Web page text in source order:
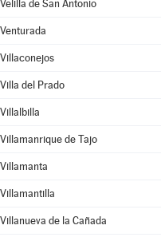
Velilla de San Antonio
Venturada
Villaconejos
Villa del Prado
Villalbilla
Villamanrique de Tajo
Villamanta
Villamantilla
Villanueva de la Cañada